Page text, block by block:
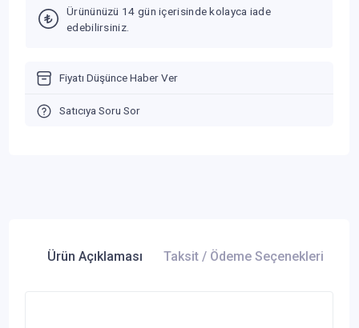
Ürününüzü 14 gün içerisinde kolayca iade
edebilirsiniz.
Fiyatı Düşünce Haber Ver
Satıcıya Soru Sor
Ürün Açıklaması Taksit / Ödeme Seçenekleri